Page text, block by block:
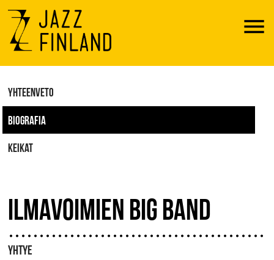
Menu
YHTEENVETO
BIOGRAFIA
KEIKAT
ILMAVOIMIEN BIG BAND
YHTYE